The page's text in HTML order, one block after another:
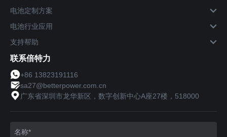
电池定制方案
电池行业应用
支持帮助
联系倍特力
+86 13823191116
sa27@betterpower.com.cn
广东省深圳市龙华新区，数字创新中心A座27楼，518000